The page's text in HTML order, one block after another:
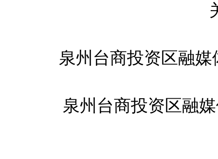
泉州台商投资区融
泉州台商投资区融